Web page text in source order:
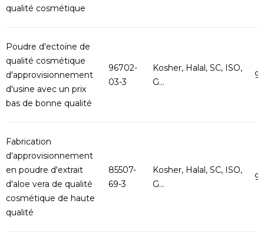
qualité cosmétique
Poudre d'ectoïne de
qualité cosmétique
d'approvisionnement
d'usine avec un prix
bas de bonne qualité
96702-
03-3
Kosher, Halal, SC, ISO,
G...
Fabrication
d'approvisionnement
en poudre d'extrait
d'aloe vera de qualité
cosmétique de haute
qualité
85507-
69-3
Kosher, Halal, SC, ISO,
G...